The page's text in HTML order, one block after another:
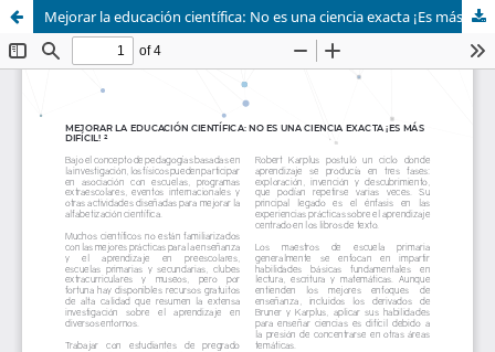
Mejorar la educación científica: No es una ciencia exacta ¡Es más difícil!